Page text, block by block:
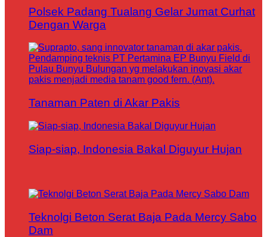
Polsek Padang Tualang Gelar Jumat Curhat
Dengan Warga
Tanaman Paten di Akar Pakis
Siap-siap, Indonesia Bakal Diguyur Hujan
Teknolgi Beton Serat Baja Pada Mercy Sabo
Dam